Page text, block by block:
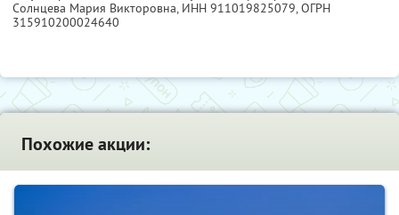
Солнцева Мария Викторовна, ИНН 911019825079, ОГРН
315910200024640
Похожие акции: